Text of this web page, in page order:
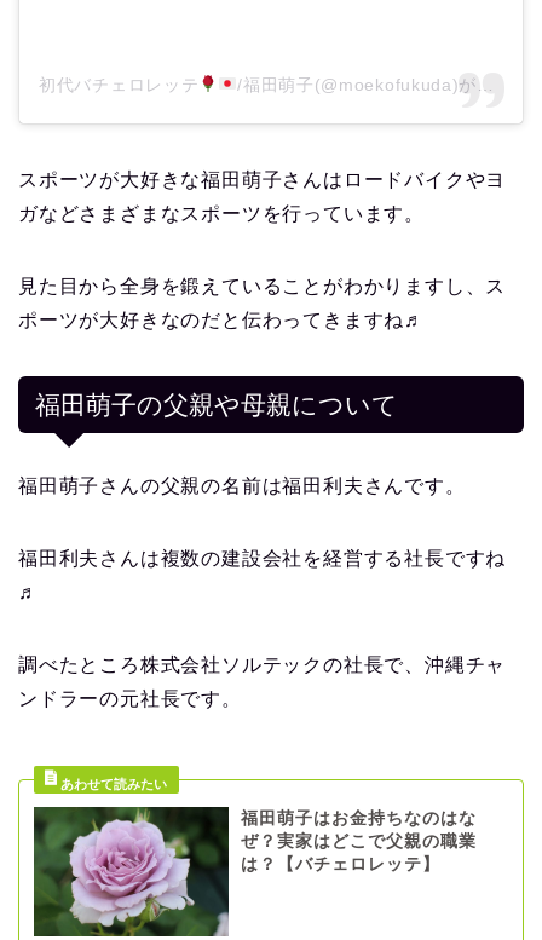
初代バチェロレッテ /福田萌子(@moekofukuda)がシェアした投稿
スポーツが大好きな福田萌子さんはロードバイクやヨ
ガなどさまざまなスポーツを行っています。
見た目から全身を鍛えていることがわかりますし、ス
ポーツが大好きなのだと伝わってきますね♬
福田萌子の父親や母親について
福田萌子さんの父親の名前は福田利夫さんです。
福田利夫さんは複数の建設会社を経営する社長ですね
♬
調べたところ株式会社ソルテックの社長で、沖縄チャ
ンドラーの元社長です。
福田萌子はお金持ちなのはな
ぜ？実家はどこで父親の職業
は？【バチェロレッテ】